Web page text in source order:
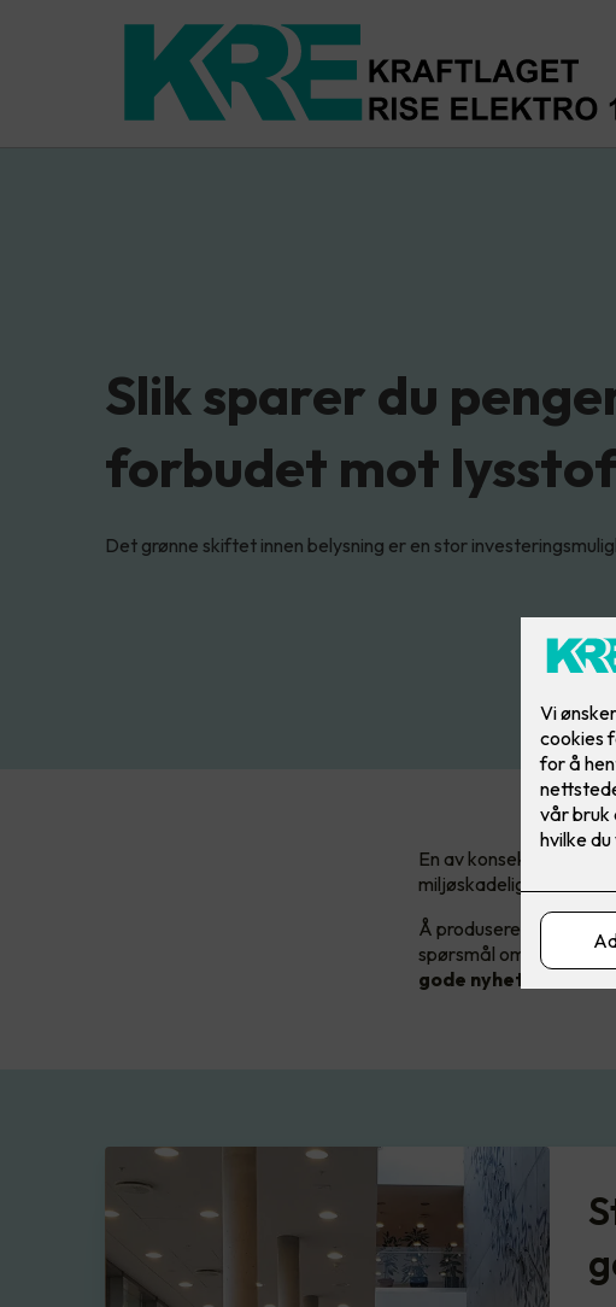
Slik sparer du
forbudet mot
Det grønne skiftet innen belysning er en stor
En av konsekvensene
miljøskadelige stoffer,
Å produsere nye
spørsmål om tid før
gode nyheten?